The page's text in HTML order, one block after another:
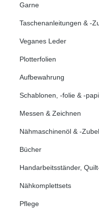
Garne
Taschenanleitungen & -
Veganes Leder
Plotterfolien
Aufbewahrung
Schablonen, -folie & -
Messen & Zeichnen
Nähmaschinenöl & -
Bücher
Handarbeitsständer,
Nähkomplettsets
Pflege